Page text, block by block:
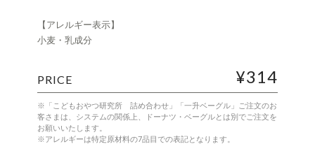
【アレルギー表示】
小麦・乳成分
PRICE ¥314
※「こどもおやつ研究所 詰め合わせ」「一升ベーグル」ご注文のお
客さまは、システムの関係上、ドーナツ・ベーグルとは別でご注文を
お願いいたします。
※アレルギーは特定原材料の7品目での表記となります。